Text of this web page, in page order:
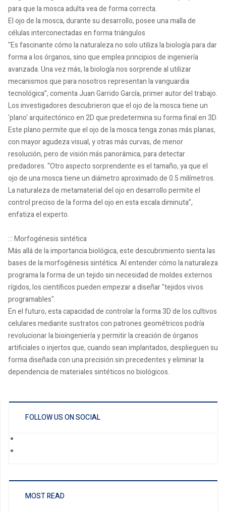
para que la mosca adulta vea de forma correcta.
El ojo de la mosca, durante su desarrollo, posee una malla de
células interconectadas en forma triángulos
"Es fascinante cómo la naturaleza no solo utiliza la biología para dar
forma a los órganos, sino que emplea principios de ingeniería
avanzada. Una vez más, la biología nos sorprende al utilizar
mecanismos que para nosotros representan la vanguardia
tecnológica”, comenta Juan Garrido García, primer autor del trabajo.
Los investigadores descubrieron que el ojo de la mosca tiene un
'plano' arquitectónico en 2D que predetermina su forma final en 3D.
Este plano permite que el ojo de la mosca tenga zonas más planas,
con mayor agudeza visual, y otras más curvas, de menor
resolución, pero de visión más panorámica, para detectar
predadores. “Otro aspecto sorprendente es el tamaño, ya que el
ojo de una mosca tiene un diámetro aproximado de 0.5 milímetros.
La naturaleza de metamaterial del ojo en desarrollo permite el
control preciso de la forma del ojo en esta escala diminuta”,
enfatiza el experto.
::: Morfogénesis sintética
Más allá de la importancia biológica, este descubrimiento sienta las
bases de la morfogénesis sintética. Al entender cómo la naturaleza
programa la forma de un tejido sin necesidad de moldes externos
rígidos, los científicos pueden empezar a diseñar "tejidos vivos
programables".
En el futuro, esta capacidad de controlar la forma 3D de los cultivos
celulares mediante sustratos con patrones geométricos podría
revolucionar la bioingeniería y permitir la creación de órganos
artificiales o injertos que, cuando sean implantados, desplieguen su
forma diseñada con una precisión sin precedentes y eliminar la
dependencia de materiales sintéticos no biológicos.
FOLLOW US ON SOCIAL
MOST READ